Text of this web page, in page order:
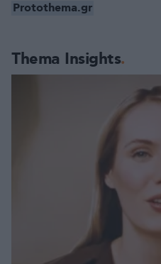
Thema Insights
Protothema.gr